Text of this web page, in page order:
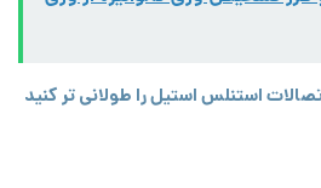
استنلس استیل را طولانی تر کنید